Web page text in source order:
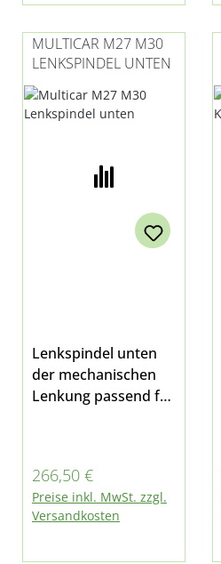
MULTICAR M27 M30
LENKSPINDEL UNTEN
Lenkspindel unten
der mechanischen
Lenkung passend für
Regulärer Preis:
266,50 €
Preise inkl. MwSt. zzgl.
Versandkosten